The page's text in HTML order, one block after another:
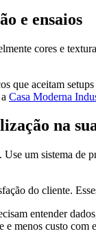
e ensaios
cores e
que aceitam
Casa Moderna
na
um sistema de
do cliente.
entender
e menos custo com